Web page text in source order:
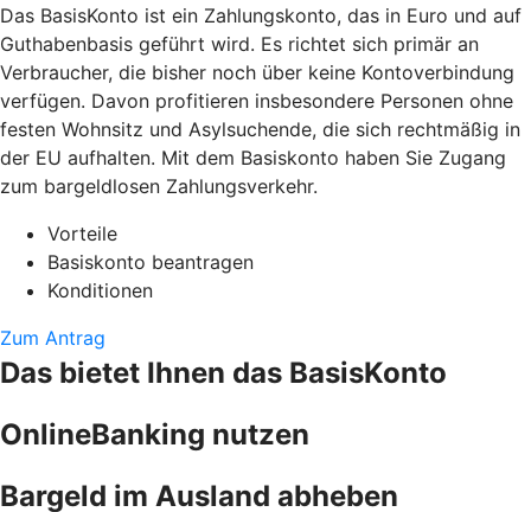
Das BasisKonto ist ein Zahlungskonto, das in Euro und auf
Guthabenbasis geführt wird. Es richtet sich primär an
Verbraucher, die bisher noch über keine Kontoverbindung
verfügen. Davon profitieren insbesondere Personen ohne
festen Wohnsitz und Asylsuchende, die sich rechtmäßig in
der EU aufhalten. Mit dem Basiskonto haben Sie Zugang
zum bargeldlosen Zahlungsverkehr.
Vorteile
Basiskonto beantragen
Konditionen
Zum Antrag
Das bietet Ihnen das BasisKonto
OnlineBanking nutzen
Bargeld im Ausland abheben